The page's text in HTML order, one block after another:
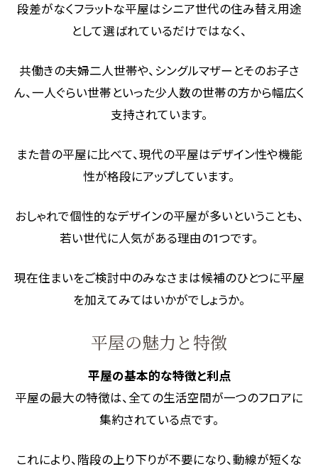
段差がなくフラットな平屋はシニア世代の住み替え用途
として選ばれているだけではなく、
共働きの夫婦二人世帯や、シングルマザーとそのお子さ
ん、一人ぐらい世帯といった少人数の世帯の方から幅広く
支持されています。
また昔の平屋に比べて、現代の平屋はデザイン性や機能
性が格段にアップしています。
おしゃれで個性的なデザインの平屋が多いということも、
若い世代に人気がある理由の1つです。
現在住まいをご検討中のみなさまは候補のひとつに平屋
を加えてみてはいかがでしょうか。
平屋の魅力と特徴
平屋の基本的な特徴と利点
平屋の最大の特徴は、全ての生活空間が一つのフロアに
集約されている点です。
これにより、階段の上り下りが不要になり、動線が短くな